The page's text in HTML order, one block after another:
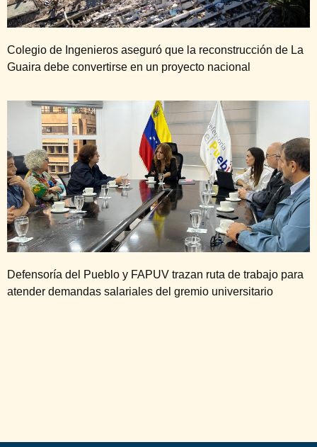
Colegio de Ingenieros aseguró que la reconstrucción de La
Guaira debe convertirse en un proyecto nacional
Defensoría del Pueblo y FAPUV trazan ruta de trabajo para
atender demandas salariales del gremio universitario